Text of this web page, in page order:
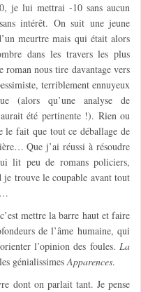
je lui mettrai -10 sans aucun
intérêt. On suit une jeune
meurtre mais qui était alors
dans les travers les plus
roman nous tire davantage vers
terriblement ennuyeux
(alors qu’une analyse de
été pertinente !). Rien ou
le fait que tout ce déballage de
Que j’ai réussi à résoudre
lit peu de romans policiers,
je trouve le coupable avant tout
mettre la barre haut et faire
de l’âme humaine, qui
l’opinion des foules. La
génialissimesApparences.
dont on parlait tant. Je pense